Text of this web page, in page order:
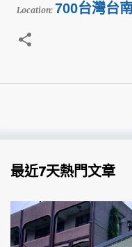
Location: 700台灣台
最近7天熱門文章